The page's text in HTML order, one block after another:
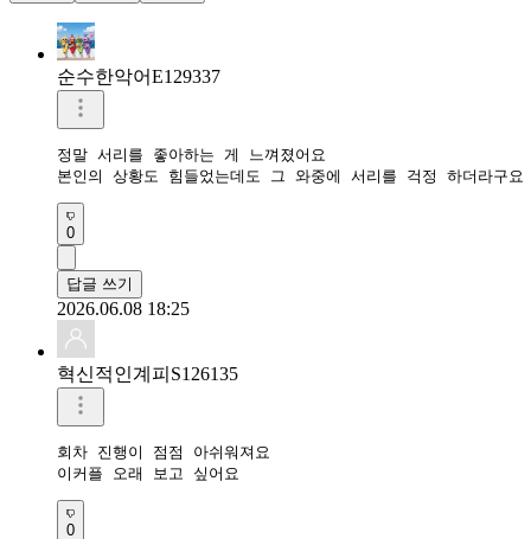
순수한악어E129337
정말 서리를 좋아하는 게 느껴졌어요
본인의 상황도 힘들었는데도 그 와중에 서리를 걱정 하더라구요
0
답글 쓰기
2026.06.08 18:25
혁신적인계피S126135
회차 진행이 점점 아쉬워져요
이커플 오래 보고 싶어요
0